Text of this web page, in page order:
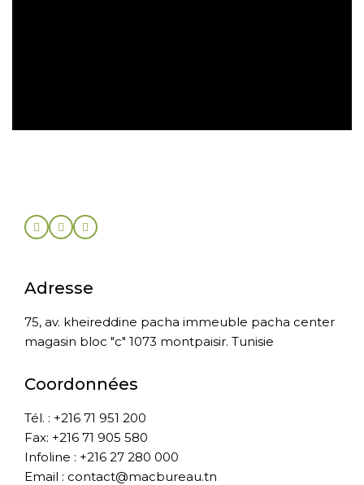
Adresse
75, av. kheireddine pacha immeuble pacha center
magasin bloc "c" 1073 montpaisir. Tunisie
Coordonnées
Tél. : +216 71 951 200
Fax: +216 71 905 580
Infoline : +216 27 280 000
Email : contact@macbureau.tn